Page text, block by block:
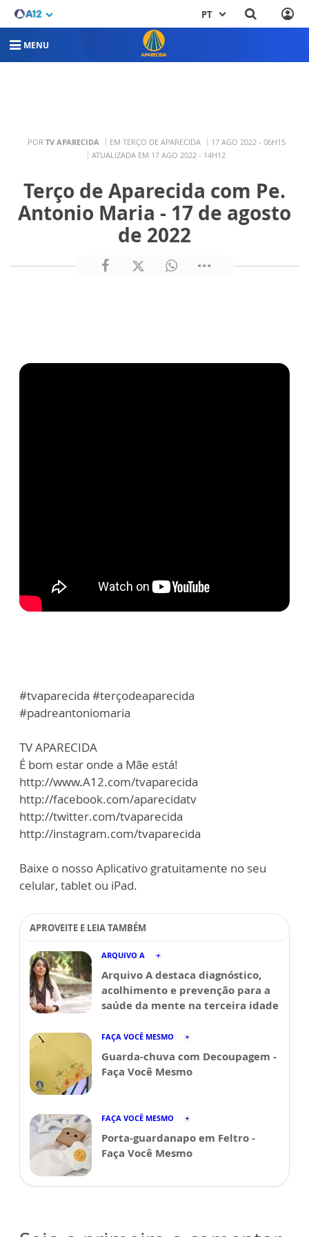
PT
MENU
POR TV APARECIDA EM TERÇO DE APARECIDA
17 AGO 2022 - 06H15
ATUALIZADA EM 17 AGO 2022 - 14H12
Terço de Aparecida com Pe.
Antonio Maria - 17 de agosto
de 2022
#tvaparecida #terçodeaparecida
#padreantoniomaria
TV APARECIDA
É bom estar onde a Mãe está!
http://www.A12.com/tvaparecida
http://facebook.com/aparecidatv
http://twitter.com/tvaparecida
http://instagram.com/tvaparecida
Baixe o nosso Aplicativo gratuitamente no seu
celular, tablet ou iPad.
APROVEITE E LEIA TAMBÉM
ARQUIVO A
Arquivo A destaca diagnóstico,
acolhimento e prevenção para a
saúde da mente na terceira idade
FAÇA VOCÊ MESMO
Guarda-chuva com Decoupagem -
Faça Você Mesmo
FAÇA VOCÊ MESMO
Porta-guardanapo em Feltro -
Faça Você Mesmo